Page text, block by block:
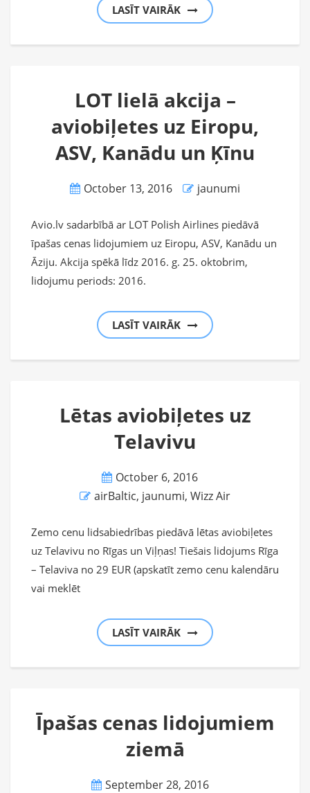
LASĪT VAIRĀK
LOT lielā akcija –
aviobiļetes uz Eiropu,
ASV, Kanādu un Ķīnu
October 13, 2016 jaunumi
Avio.lv sadarbībā ar LOT Polish Airlines piedāvā
īpašas cenas lidojumiem uz Eiropu, ASV, Kanādu un
Āziju. Akcija spēkā līdz 2016. g. 25. oktobrim,
lidojumu periods: 2016.
LASĪT VAIRĀK
Lētas aviobiļetes uz
Telavivu
October 6, 2016
airBaltic, jaunumi, Wizz Air
Zemo cenu lidsabiedrības piedāvā lētas aviobiļetes
uz Telavivu no Rīgas un Viļņas! Tiešais lidojums Rīga
– Telaviva no 29 EUR (apskatīt zemo cenu kalendāru
vai meklēt
LASĪT VAIRĀK
Īpašas cenas lidojumiem
ziemā
September 28, 2016